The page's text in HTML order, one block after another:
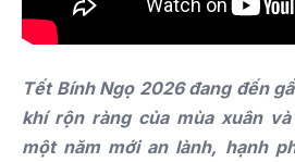
Tết Bính Ngọ 2026 đang đến
khí rộn ràng của mùa xuân
một năm mới an lành, hạnh